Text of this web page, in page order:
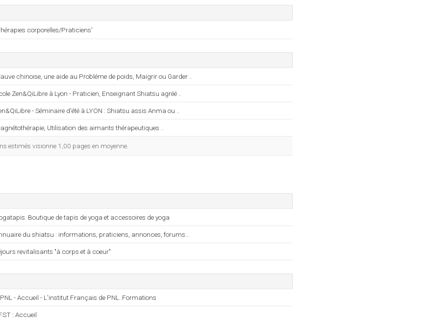
corporelles/Praticiens'
chinoise, une aide au Probléme de poids, Maigrir ou Garder ..
Zen&QiLibre à Lyon - Praticien, Enseignant Shiatsu agréé ..
- Séminaire d'été à LYON : Shiatsu assis Anma ou ..
Utilisation des aimants thérapeutiques ..
estimés visionne 1,00 pages en moyenne.
Boutique de tapis de yoga et accessoires de yoga
du shiatsu : informations, praticiens, annonces, forums...
revitalisants "à corps et à coeur"
- Accueil - L'institut Français de PNL. Formations
: Accueil